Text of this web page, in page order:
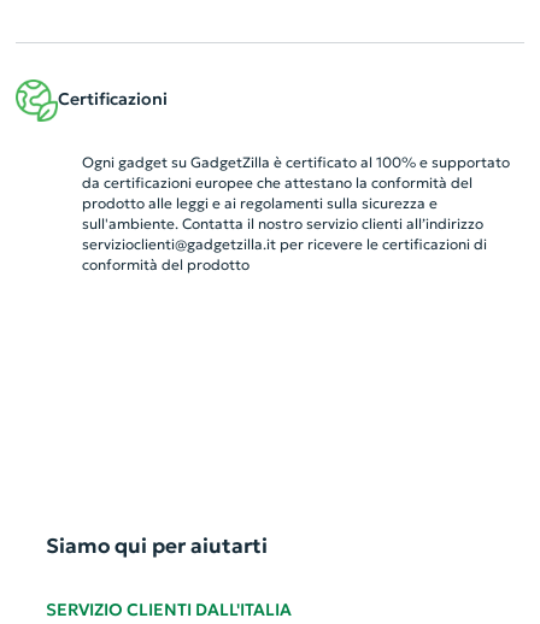
Certificazioni
Ogni gadget su GadgetZilla è certificato al 100% e supportato
da certificazioni europee che attestano la conformità del
prodotto alle leggi e ai regolamenti sulla sicurezza e
sull'ambiente. Contatta il nostro servizio clienti all’indirizzo
servizioclienti@gadgetzilla.itper ricevere le certificazioni di
conformità del prodotto
Siamo qui per aiutarti
SERVIZIO CLIENTI DALL'ITALIA